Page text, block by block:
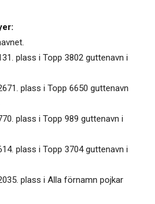
plass i Topp 3802 guttenavn i
plass i Topp 6650 guttenavn
plass i Topp 989 guttenavn i
plass i Topp 3704 guttenavn i
plass i Alla förnamn pojkar